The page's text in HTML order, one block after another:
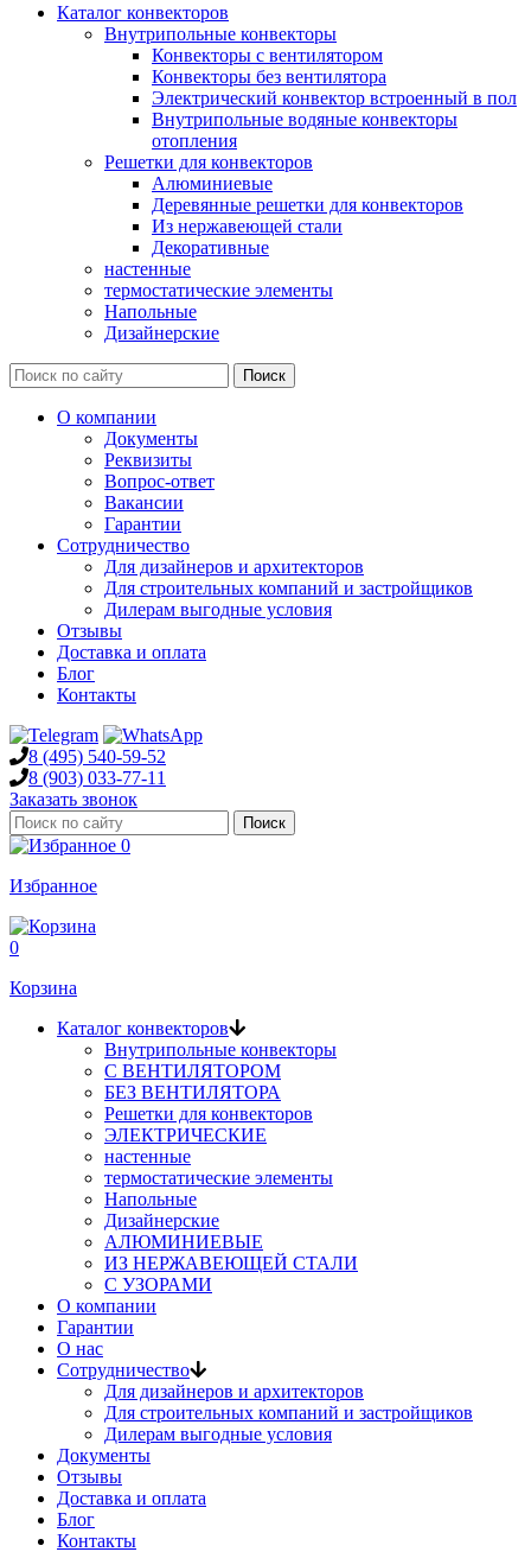
Каталог конвекторов
Внутрипольные конвекторы
Конвекторы с вентилятором
Конвекторы без вентилятора
Электрический конвектор вcтроенный в пол
Внутрипольные водяные конвекторы
отопления
Решетки для конвекторов
Алюминиевые
Деревянные решетки для конвекторов
Из нержавеющей стали
Декоративные
настенные
термостатические элементы
Напольные
Дизайнерские
О компании
Документы
Реквизиты
Вопрос-ответ
Вакансии
Гарантии
Сотрудничество
Для дизайнеров и архитекторов
Для строительных компаний и застройщиков
Дилерам выгодные условия
Отзывы
Доставка и оплата
Блог
Контакты
8 (495) 540-59-52
8 (903) 033-77-11
Заказать звонок
0
Избранное
0
Корзина
Каталог конвекторов
Внутрипольные конвекторы
С ВЕНТИЛЯТОРОМ
БЕЗ ВЕНТИЛЯТОРА
Решетки для конвекторов
ЭЛЕКТРИЧЕСКИЕ
настенные
термостатические элементы
Напольные
Дизайнерские
АЛЮМИНИЕВЫЕ
ИЗ НЕРЖАВЕЮЩЕЙ СТАЛИ
С УЗОРАМИ
О компании
Гарантии
О нас
Сотрудничество
Для дизайнеров и архитекторов
Для строительных компаний и застройщиков
Дилерам выгодные условия
Документы
Отзывы
Доставка и оплата
Блог
Контакты